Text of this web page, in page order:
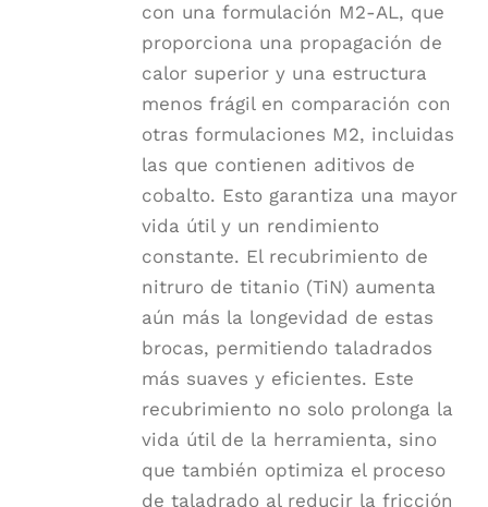
con una formulación M2-AL, que
proporciona una propagación de
calor superior y una estructura
menos frágil en comparación con
otras formulaciones M2, incluidas
las que contienen aditivos de
cobalto. Esto garantiza una mayor
vida útil y un rendimiento
constante. El recubrimiento de
nitruro de titanio (TiN) aumenta
aún más la longevidad de estas
brocas, permitiendo taladrados
más suaves y eficientes. Este
recubrimiento no solo prolonga la
vida útil de la herramienta, sino
que también optimiza el proceso
de taladrado al reducir la fricción